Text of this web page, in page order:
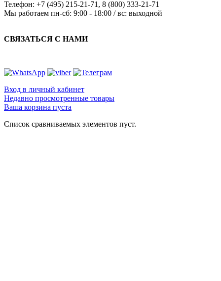
Телефон: +7 (495) 215-21-71 , 8 (800) 333-21-71
Мы работаем пн-сб: 9:00 - 18:00 / вс: выходной
СВЯЗАТЬСЯ С НАМИ
Вход в личный кабинет
Недавно просмотренные товары
Ваша корзина пуста
Список сравниваемых элементов пуст.